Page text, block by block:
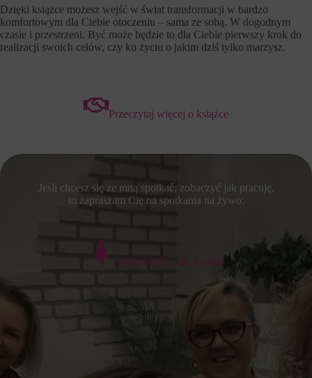
Dzięki książce możesz wejść w świat transformacji w bardzo
komfortowym dla Ciebie otoczeniu – sama ze sobą. W dogodnym
czasie i przestrzeni. Być może będzie to dla Ciebie pierwszy krok do
realizacji swoich celów, czy ku życiu o jakim dziś tylko marzysz.
Przeczytaj więcej o książce
Jeśli chcesz się ze mną spotkać, zobaczyć jak pracuję,
to zapraszam Cię na spotkania na żywo:
Strefa MOCy dla Kobiet